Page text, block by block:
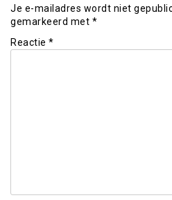
Je e-mailadres wordt niet
gemarkeerd met *
Reactie *